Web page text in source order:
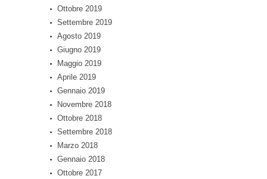
Ottobre 2019
Settembre 2019
Agosto 2019
Giugno 2019
Maggio 2019
Aprile 2019
Gennaio 2019
Novembre 2018
Ottobre 2018
Settembre 2018
Marzo 2018
Gennaio 2018
Ottobre 2017